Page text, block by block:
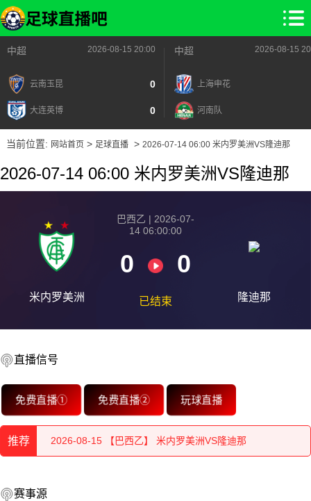
中超 2026-08-15 20:00
云南玉昆 0
大连英博 0
中超 2026-08-15
上海申花
河南队
当前位置: 网站首页> 足球直播> 2026-07-14 06:00 米内罗美洲VS隆迪那
2026-07-14 06:00 米内罗美洲VS隆迪那
米内罗美洲
巴西乙 | 2026-07-
14 06:00:00
0 0
已结束 隆迪那
直播信号
免费直播① 免费直播② 玩球直播
推荐
2026-08-15 【巴西乙】 米内罗美洲VS隆迪那
2026-08-15 【巴西乙】 米内罗美洲VS隆迪那
赛事源